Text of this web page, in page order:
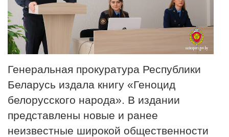
Генеральная прокуратура Республики
Беларусь издала книгу «Геноцид
белорусского народа». В издании
представлены новые и ранее
неизвестные широкой общественности